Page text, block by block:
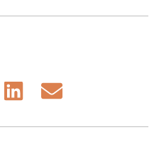
Share
Share